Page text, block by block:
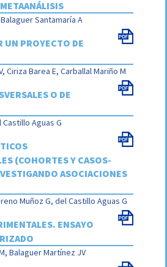
Santamaría A
UN PROYECTO DE
Ciriza Barea E, Carballal Mariño M
O DE
Aguas G
(COHORTES Y CASOS-
ASOCIACIONES
Muñoz G, del Castillo Aguas G
ENSAYO
Balaguer Martínez JV